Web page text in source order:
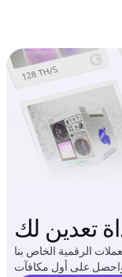
تعدين لك
الرقمية الخاص بنا